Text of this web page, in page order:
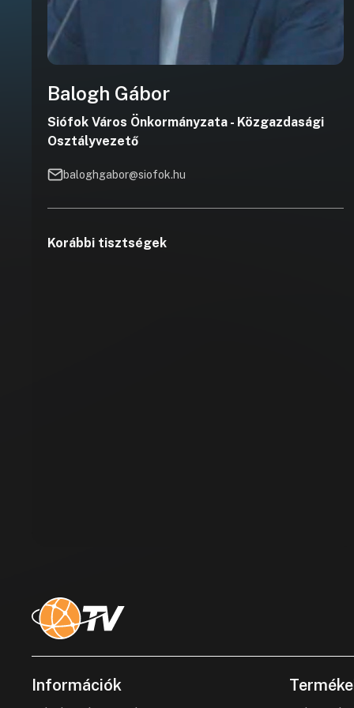
Balogh Gábor
Siófok Város Önkormányzata - Közgazdasági
Osztályvezető
baloghgabor@siofok.hu
Korábbi tisztségek
Információk